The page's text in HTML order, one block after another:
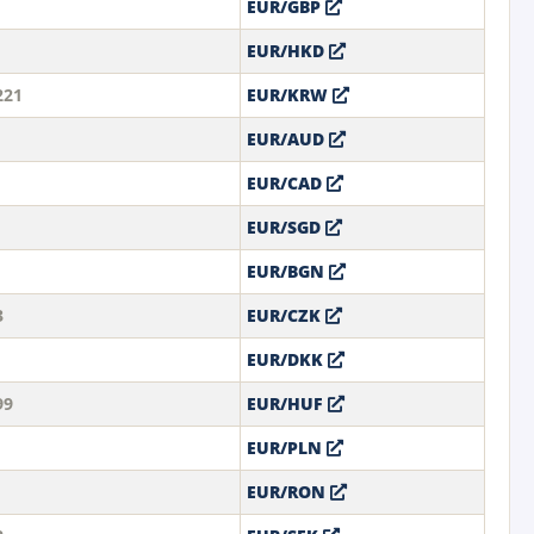
EUR/GBP
EUR/HKD
EUR/KRW
EUR/AUD
EUR/CAD
EUR/SGD
EUR/BGN
EUR/CZK
EUR/DKK
EUR/HUF
EUR/PLN
EUR/RON